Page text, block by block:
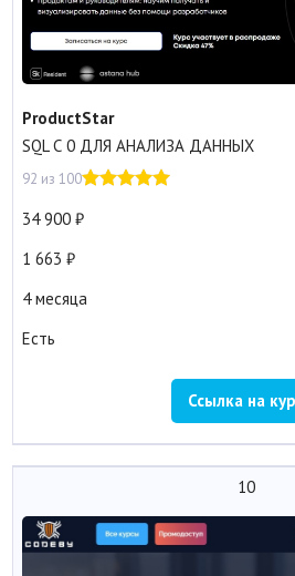
ProductStar
SQL С 0 ДЛЯ АНАЛИЗА ДАННЫХ
92 из 100
34 900
1 663
4 месяца
Есть
Ссылка на
10